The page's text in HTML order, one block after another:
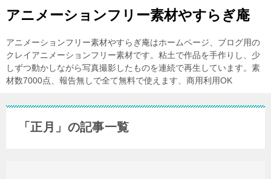
アニメーションフリー素材やすらぎ庵
アニメーションフリー素材やすらぎ庵はホームページ、ブログ用の
クレイアニメーションフリー素材です。粘土で作品を手作りし、少
しずつ動かしながら写真撮影したものを連続で再生しています。素
材数7000点、報告無しで全て無料で使えます、商用利用OK
「正月」の記事一覧